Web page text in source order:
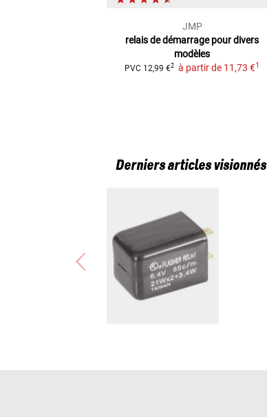
JMP
relais de démarrage pour divers
modèles
PVC 12,99 €2 à partir de 11,73 €1
Derniers articles visionnés